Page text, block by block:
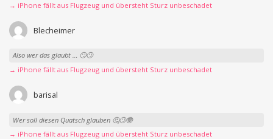
→ iPhone fällt aus Flugzeug und übersteht Sturz unbeschadet
Blecheimer
Also wer das glaubt … 🙄🙄
→ iPhone fällt aus Flugzeug und übersteht Sturz unbeschadet
barisal
Wer soll diesen Quatsch glauben 🤔🙄🤓
→ iPhone fällt aus Flugzeug und übersteht Sturz unbeschadet